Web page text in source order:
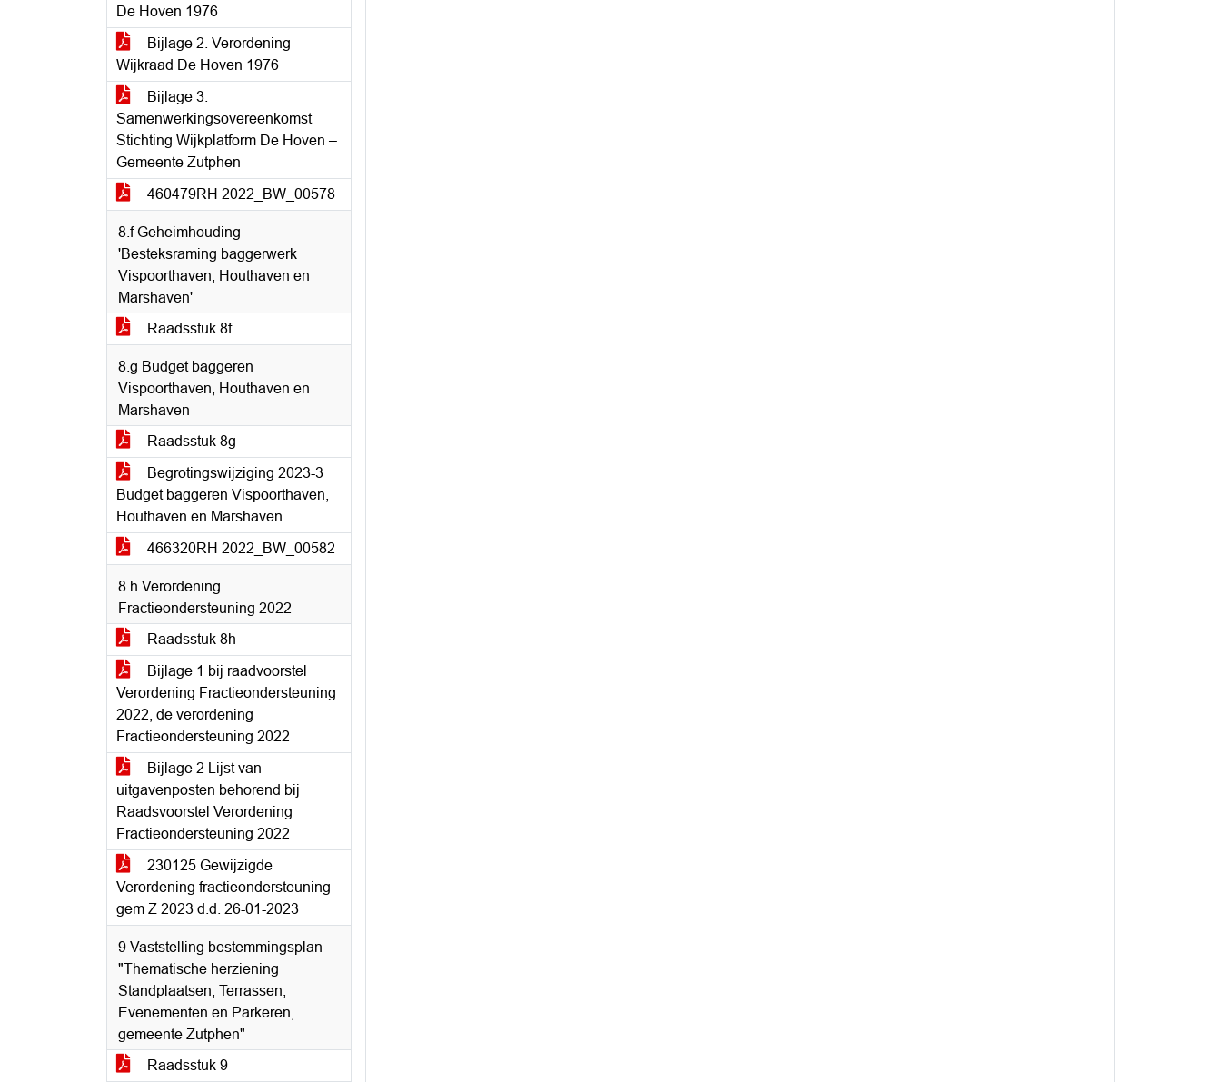
De Hoven 1976
Bijlage 2. Verordening
Wijkraad De Hoven 1976
Bijlage 3.
Samenwerkingsovereenkomst
Stichting Wijkplatform De Hoven –
Gemeente Zutphen
460479RH 2022_BW_00578
8.f Geheimhouding
'Besteksraming baggerwerk
Vispoorthaven, Houthaven en
Marshaven'
Raadsstuk 8f
8.g Budget baggeren
Vispoorthaven, Houthaven en
Marshaven
Raadsstuk 8g
Begrotingswijziging 2023-3
Budget baggeren Vispoorthaven,
Houthaven en Marshaven
466320RH 2022_BW_00582
8.h Verordening
Fractieondersteuning 2022
Raadsstuk 8h
Bijlage 1 bij raadvoorstel
Verordening Fractieondersteuning
2022, de verordening
Fractieondersteuning 2022
Bijlage 2 Lijst van
uitgavenposten behorend bij
Raadsvoorstel Verordening
Fractieondersteuning 2022
230125 Gewijzigde
Verordening fractieondersteuning
gem Z 2023 d.d. 26-01-2023
9 Vaststelling bestemmingsplan
"Thematische herziening
Standplaatsen, Terrassen,
Evenementen en Parkeren,
gemeente Zutphen"
Raadsstuk 9